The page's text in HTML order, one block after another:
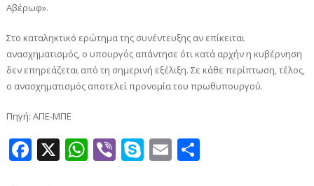
Αβέρωφ».
Στο καταληκτικό ερώτημα της συνέντευξης αν επίκειται
ανασχηματισμός, ο υπουργός απάντησε ότι κατά αρχήν η κυβέρνηση
δεν επηρεάζεται από τη σημερινή εξέλιξη. Σε κάθε περίπτωση, τέλος,
ο ανασχηματισμός αποτελεί προνομία του πρωθυπουργού.
Πηγή: ΑΠΕ-ΜΠΕ
Facebook
X WhatsApp
ViberSkype
Email